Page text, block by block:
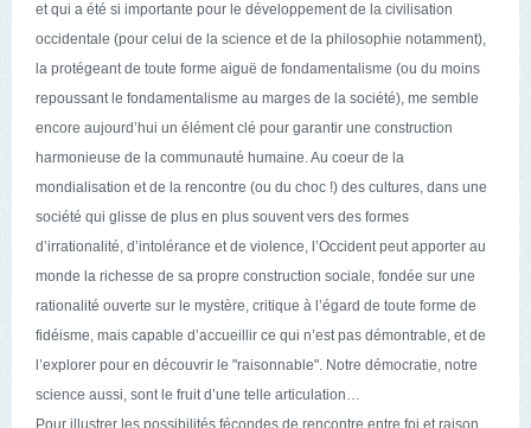
etqui a été si importante pour le développement de la civilisation
occidentale (pour celui de la science et de la philosophie notamment),
la protégeant de toute forme aiguë de fondamentalisme (ou du moins
repoussant le fondamentalisme au marges de la société), me semble
encore aujourd’hui un élément clé pour garantir une construction
harmonieuse de la communauté humaine. Au coeur de la
mondialisation et de la rencontre (ou du choc !) des cultures, dans une
société qui glisse de plus en plus souvent vers des formes
d’irrationalité, d’intolérance et de violence, l’Occident peut apporter au
monde la richesse de sa propre construction sociale, fondée sur une
rationalité ouverte sur le mystère, critique à l’égard de toute forme de
fidéisme, mais capable d’accueillir ce qui n’est pas démontrable, et de
l’explorer pour en découvrir le "raisonnable". Notre démocratie, notre
science aussi, sont le fruit d’une telle articulation…
Pour illustrer les possibilités fécondes de rencontre entre foi et raison,